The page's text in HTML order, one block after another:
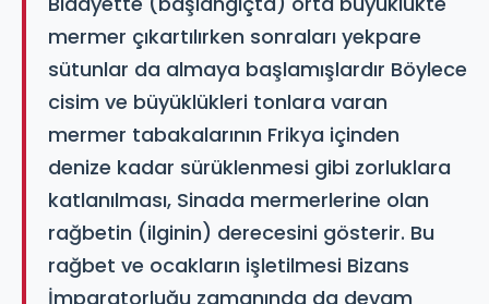
mermer çıkartılırken sonraları yekpare
sütunlar da almaya başlamışlardır Böylece
cisim ve büyüklükleri tonlara varan
mermer tabakalarının Frikya içinden
denize kadar sürüklenmesi gibi zorluklara
katlanılması, Sinada mermerlerine olan
rağbetin (ilginin) derecesini gösterir. Bu
rağbet ve ocakların işletilmesi Bizans
İmparatorluğu zamanında da devam